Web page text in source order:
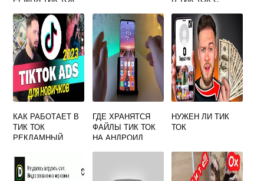
КАК РАБОТАЕТ В
ТИК ТОК
РЕКЛАМНЫЙ
НАСТРОЙКА И
АКЦИИ
ГДЕ ХРАНЯТСЯ
ФАЙЛЫ ТИК ТОК
НА АНДРОИД
НУЖЕН ЛИ ТИК
ТОК